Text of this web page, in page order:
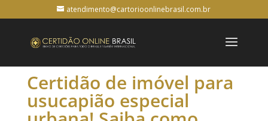
atendimento@cartorioonlinebrasil.com.br
Certidão de imóvel para
usucapião especial